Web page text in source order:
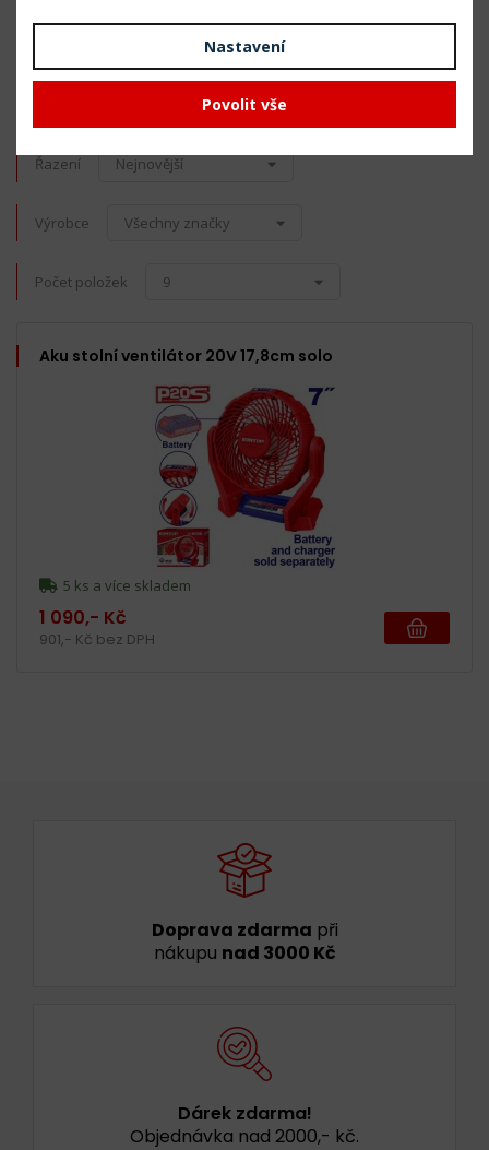
Řazení Nejnovější
Výrobce Všechny značky
Počet položek 9
Aku stolní ventilátor 20V 17,8cm solo
5 ks a více skladem
1 090,- Kč
901,- Kč bez DPH
Doprava zdarma při
nákupu nad 3000 Kč
Dárek zdarma!
Objednávka nad 2000,- kč.
Nastavení
Povolit vše